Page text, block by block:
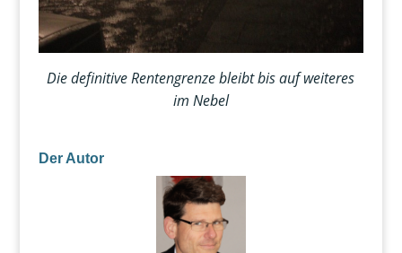
Die definitive Rentengrenze bleibt bis auf weiteres
im Nebel
Der Autor